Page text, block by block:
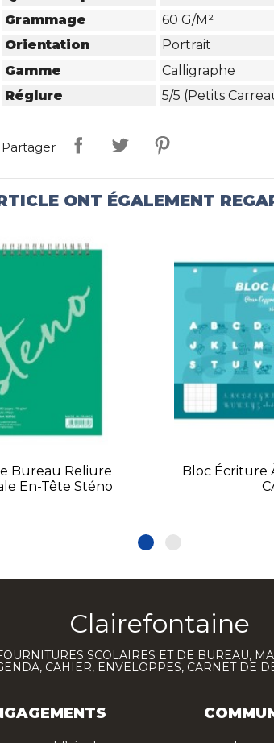
Grammage
60 G/m²
Orientation
Portrait
Gamme
Calligraphe
Réglure
5/5 (petits
Partager
ONT ÉGALEMENT
Bureau Reliure
En-Tête Sténo
Bloc Écriture
Clairefontaine
SCOLAIRES ET DE BUREAU,
CAHIER, ENVELOPPES, CARNET DE